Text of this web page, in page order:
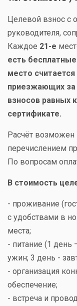
Целевой взнос с
руководителя,
Каждое 21-е
есть
место
приезжающих за
взносов равных
сертификате.
Расчёт возможен
перечислением
По вопросам
В стоимость
- проживание
с удобствами в
места;
- питание (1 день
ужин; 3 день -
- организация
обеспечение;
- встреча и